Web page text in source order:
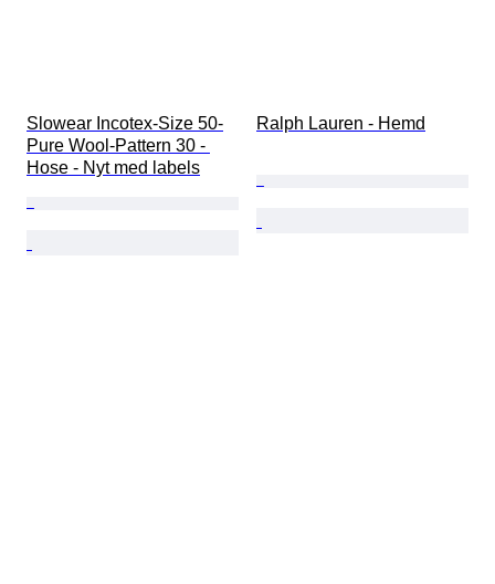
Slowear Incotex-Size 50-
Pure Wool-Pattern 30 -
Hose - Nyt med labels
Ralph Lauren - Hemd